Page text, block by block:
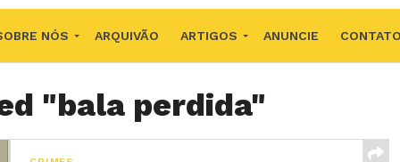
NÓS ARQUIVÃO ARTIGOS ANUNCIE CONTATO
"bala perdida"